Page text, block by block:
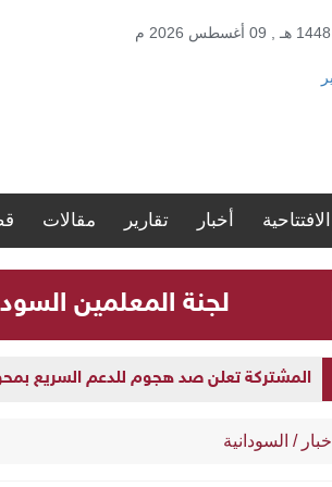
الافتتاحية أخبار تقارير مقالات
لجنة المعلمين
المشتركة تعلن صد هجوم للدعم السريع بمحوري
افتتاح مستشفى الدكتور عمر نور الدائم
أخبار / السودانية